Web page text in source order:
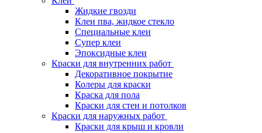
Жидкие гвозди
Клеи пва, жидкое стекло
Специальные клеи
Супер клеи
Эпоксидные клеи
Краски для внутренних работ
Декоративное покрытие
Колеры для краски
Краска для пола
Краски для стен и потолков
Краски для наружных работ
Краски для крыш и кровли